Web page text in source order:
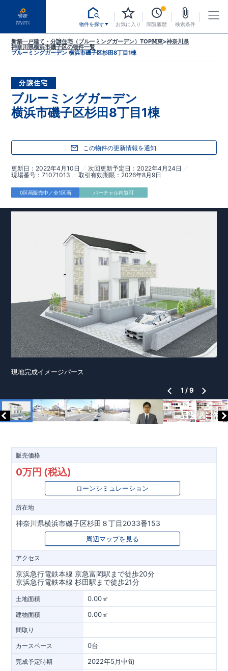
物件を探す お気に入り 閲覧履歴 検索条件
新築一戸建て・分譲住宅（ブルーミングガーデン）TOP関東>神奈川県
神奈川県横浜市磯子区の物件一覧
ブルーミングガーデン 横浜市磯子区杉田8丁目1棟
分譲住宅
ブルーミングガーデン
横浜市磯子区杉田8丁目1棟
この物件の更新情報を通知
更新日 2022年4月10日 次回更新予定日
2022年4月24日
現場番号
71071013 取引有効期限 2026年8月9日
0区画販売中／全1区画 バーチャル内覧可
販売価格
0万円 (税込)
ローンシミュレーション
所在地
神奈川県横浜市磯子区杉田８丁目2033番153
周辺マップを見る
アクセス
京浜急行電鉄本線 京急富岡駅まで徒歩20分
京浜急行電鉄本線 杉田駅まで徒歩21分
土地面積 0.00㎡
建物面積 0.00㎡
間取り
カースペース 0台
完成予定時期 2022年5月中旬
現地完成イメージパース
1 /9